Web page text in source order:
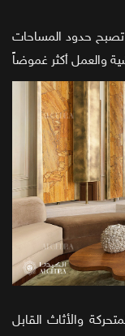
تصبح حدود المساحات
والأثاث القابل